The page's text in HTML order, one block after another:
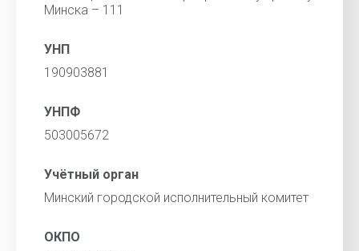
Минска – 111
УНП
190903881
УНПФ
503005672
Учётный орган
Минский городской исполнительный комитет
ОКПО